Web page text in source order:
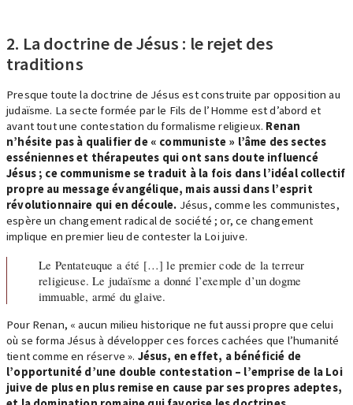
2. La doctrine de Jésus : le rejet des
traditions
Presque toute la doctrine de Jésus est construite par opposition au
judaïsme. La secte formée par le Fils de l’Homme est d’abord et
avant tout une contestation du formalisme religieux. Renan
n’hésite pas à qualifier de « communiste » l’âme des sectes
esséniennes et thérapeutes qui ont sans doute influencé
Jésus ; ce communisme se traduit à la fois dans l’idéal collectif
propre au message évangélique, mais aussi dans l’esprit
révolutionnaire qui en découle. Jésus, comme les communistes,
espère un changement radical de société ; or, ce changement
implique en premier lieu de contester la Loi juive.
Le Pentateuque a été […] le premier code de la terreur
religieuse. Le judaïsme a donné l’exemple d’un dogme
immuable, armé du glaive.
Pour Renan, « aucun milieu historique ne fut aussi propre que celui
où se forma Jésus à développer ces forces cachées que l’humanité
tient comme en réserve ». Jésus, en effet, a bénéficié de
l’opportunité d’une double contestation – l’emprise de la Loi
juive de plus en plus remise en cause par ses propres adeptes,